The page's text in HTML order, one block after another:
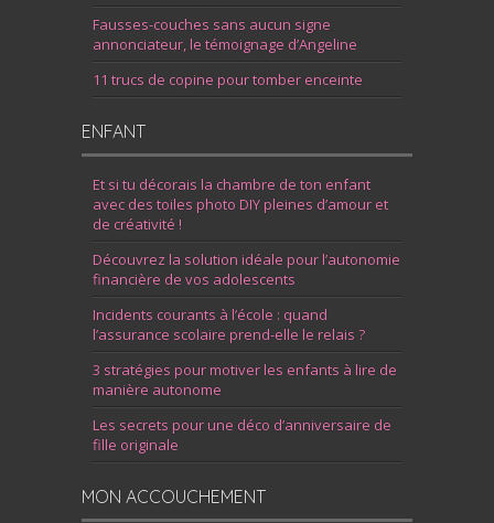
Fausses-couches sans aucun signe
annonciateur, le témoignage d’Angeline
11 trucs de copine pour tomber enceinte
ENFANT
Et si tu décorais la chambre de ton enfant
avec des toiles photo DIY pleines d’amour et
de créativité !
Découvrez la solution idéale pour l’autonomie
financière de vos adolescents
Incidents courants à l’école : quand
l’assurance scolaire prend-elle le relais ?
3 stratégies pour motiver les enfants à lire de
manière autonome
Les secrets pour une déco d’anniversaire de
fille originale
MON ACCOUCHEMENT